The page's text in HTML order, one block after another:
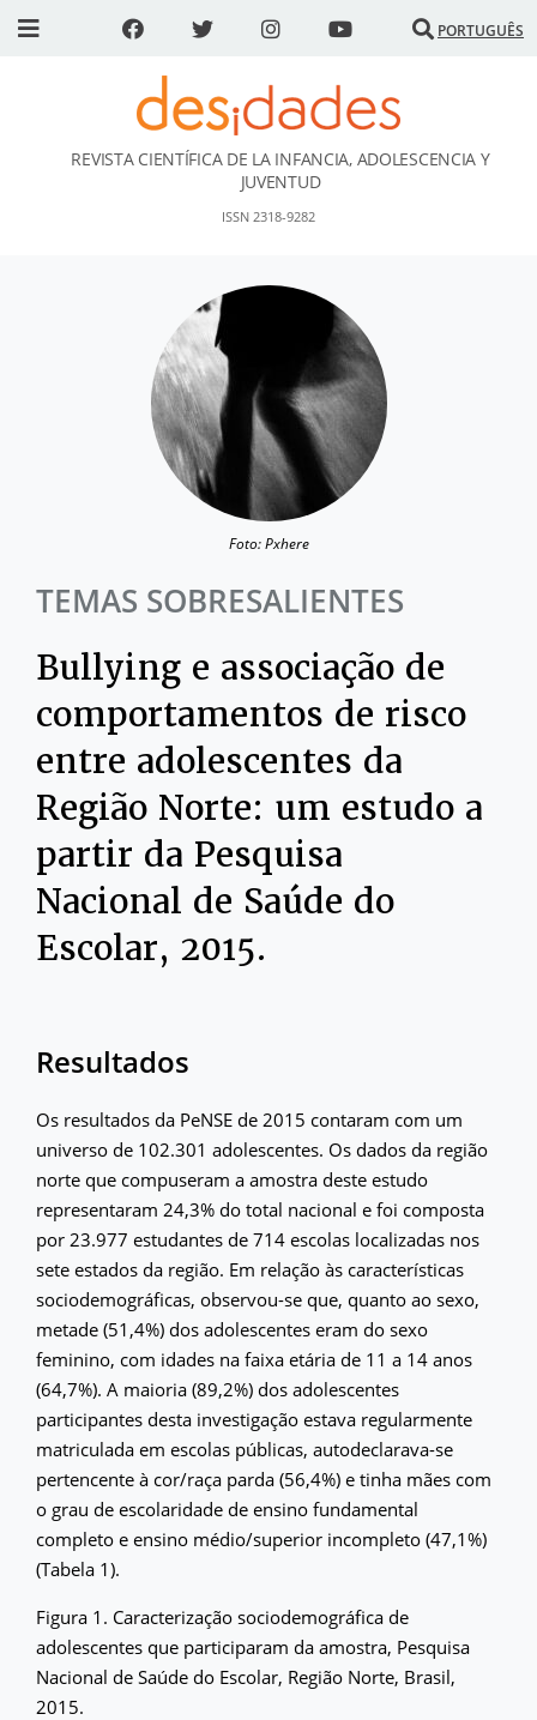
PORTUGUÊS
DESidades
REVISTA CIENTÍFICA DE LA INFANCIA, ADOLESCENCIA Y
JUVENTUD
ISSN 2318-9282
Foto: Pxhere
TEMAS SOBRESALIENTES
Bullying e associação de
comportamentos de risco
entre adolescentes da
Região Norte: um estudo a
partir da Pesquisa
Nacional de Saúde do
Escolar, 2015.
Resultados
Os resultados da PeNSE de 2015 contaram com um
universo de 102.301 adolescentes. Os dados da região
norte que compuseram a amostra deste estudo
representaram 24,3% do total nacional e foi composta
por 23.977 estudantes de 714 escolas localizadas nos
sete estados da região. Em relação às características
sociodemográficas, observou-se que, quanto ao sexo,
metade (51,4%) dos adolescentes eram do sexo
feminino, com idades na faixa etária de 11 a 14 anos
(64,7%). A maioria (89,2%) dos adolescentes
participantes desta investigação estava regularmente
matriculada em escolas públicas, autodeclarava-se
pertencente à cor/raça parda (56,4%) e tinha mães com
o grau de escolaridade de ensino fundamental
completo e ensino médio/superior incompleto (47,1%)
(Tabela 1).
Figura 1. Caracterização sociodemográfica de
adolescentes que participaram da amostra, Pesquisa
Nacional de Saúde do Escolar, Região Norte, Brasil,
2015.